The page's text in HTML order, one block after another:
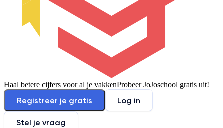
Haal betere cijfers voor al je vakkenProbeer JoJoschool gratis uit!
Registreer je gratis Log in
Stel je vraag